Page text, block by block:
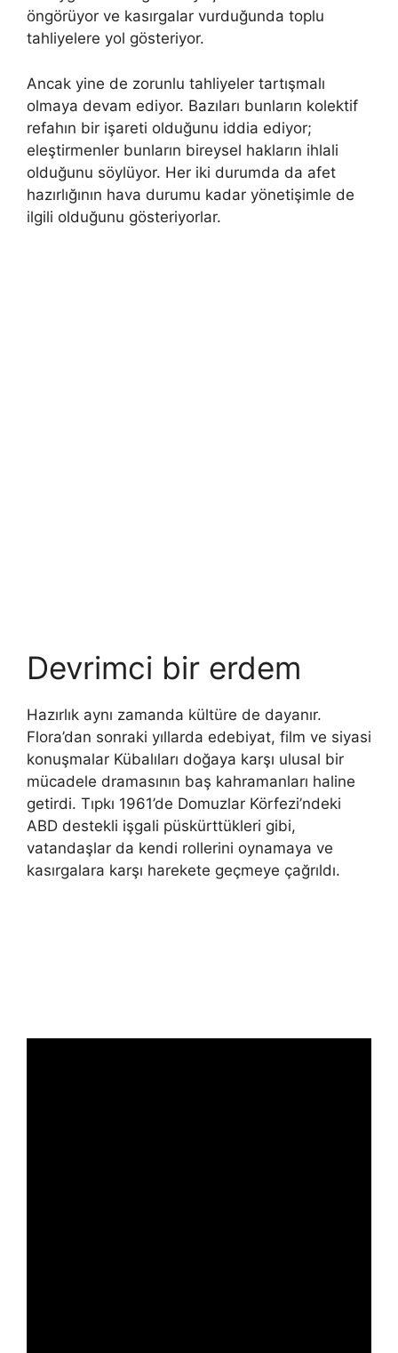
öngörüyor ve kasırgalar vurduğunda toplu
tahliyelere yol gösteriyor.
Ancak yine de zorunlu tahliyeler tartışmalı
olmaya devam ediyor. Bazıları bunların kolektif
refahın bir işareti olduğunu iddia ediyor;
eleştirmenler bunların bireysel hakların ihlali
olduğunu söylüyor. Her iki durumda da afet
hazırlığının hava durumu kadar yönetişimle de
ilgili olduğunu gösteriyorlar.
Devrimci bir erdem
Hazırlık aynı zamanda kültüre de dayanır.
Flora’dan sonraki yıllarda edebiyat, film ve siyasi
konuşmalar Kübalıları doğaya karşı ulusal bir
mücadele dramasının baş kahramanları haline
getirdi. Tıpkı 1961’de Domuzlar Körfezi’ndeki
ABD destekli işgali püskürttükleri gibi,
vatandaşlar da kendi rollerini oynamaya ve
kasırgalara karşı harekete geçmeye çağrıldı.